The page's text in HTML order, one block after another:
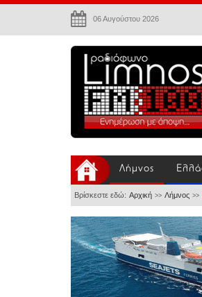
06 Αυγούστου 2026
Λήμνος
Βρίσκεστε εδώ: Αρχική >> Λήμνος >>